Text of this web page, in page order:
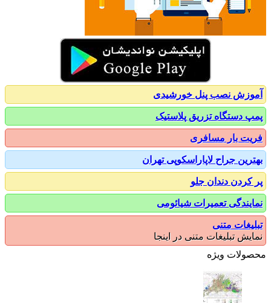
نصب پنل خورشیدی
دستگاه تزریق پلاستیک
بار مسافری
جراح لاپاراسکوپی تهران
دندان جلو
تعمیرات شیائومی
متنی
تبلیغات متنی در اینجا
ویژه